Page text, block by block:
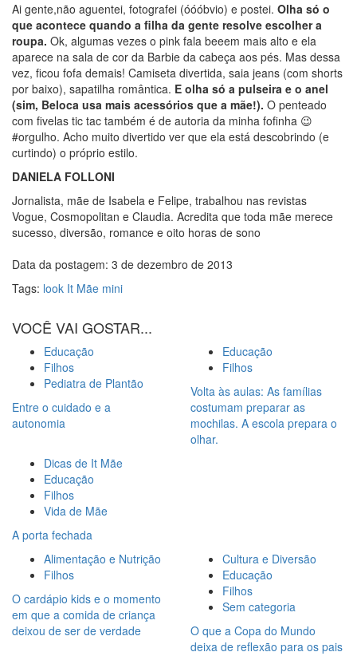
Ai gente,não aguentei, fotografei (óóóbvio) e postei. Olha só o
que acontece quando a filha da gente resolve escolher a
roupa. Ok, algumas vezes o pink fala beeem mais alto e ela
aparece na sala de cor da Barbie da cabeça aos pés. Mas dessa
vez, ficou fofa demais! Camiseta divertida, saia jeans (com shorts
por baixo), sapatilha romântica. E olha só a pulseira e o anel
(sim, Beloca usa mais acessórios que a mãe!). O penteado
com fivelas tic tac também é de autoria da minha fofinha 😉
#orgulho. Acho muito divertido ver que ela está descobrindo (e
curtindo) o próprio estilo.
DANIELA FOLLONI
Jornalista, mãe de Isabela e Felipe, trabalhou nas revistas
Vogue, Cosmopolitan e Claudia. Acredita que toda mãe merece
sucesso, diversão, romance e oito horas de sono
Data da postagem: 3 de dezembro de 2013
Tags: look It Mãe mini
VOCÊ VAI GOSTAR...
Educação
Filhos
Pediatra de Plantão
Entre o cuidado e a
autonomia
Educação
Filhos
Volta às aulas: As famílias
costumam preparar as
mochilas. A escola prepara o
olhar.
Dicas de It Mãe
Educação
Filhos
Vida de Mãe
A porta fechada
Alimentação e Nutrição
Filhos
O cardápio kids e o momento
em que a comida de criança
deixou de ser de verdade
Cultura e Diversão
Educação
Filhos
Sem categoria
O que a Copa do Mundo
deixa de reflexão para os pais